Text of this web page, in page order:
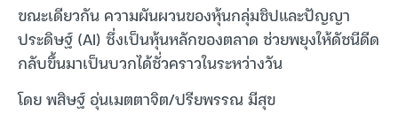
ขณะเดียวกัน ความผันผวนของหุ้นกลุ่มชิปและปัญญา
ประดิษฐ์ (AI) ซึ่งเป็นหุ้นหลักของตลาด ช่วยพยุงให้ดัชนีดีด
กลับขึ้นมาเป็นบวกได้ชั่วคราวในระหว่างวัน
โดย พสิษฐ์ อุ่นเมตตาจิต/ปรียพรรณ มีสุข